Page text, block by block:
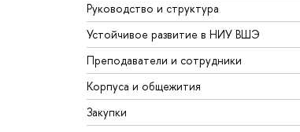
Руководство и структура
Устойчивое развитие в НИУ ВШЭ
Преподаватели и сотрудники
Корпуса и общежития
Закупки